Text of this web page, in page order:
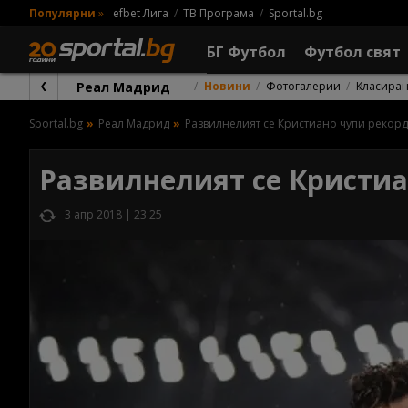
Популярни » efbet Лига ТВ Програма Sportal.bg
БГ Футбол Футбол свят
Реал Мадрид Новини Фотогалерии
Sportal.bg Реал Мадрид Развилнелият се Кристиано чупи
Развилнелият се
3 апр 2018 | 23:25